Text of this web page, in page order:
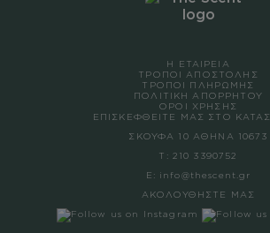
Η ΕΤΑΙΡΕΙΑ
ΤΡΟΠΟΙ ΑΠΟΣΤΟΛΗΣ
ΤΡΟΠΟΙ ΠΛΗΡΩΜΗΣ
ΠΟΛΙΤΙΚΗ ΑΠΟΡΡΗΤΟΥ
ΟΡΟΙ ΧΡΗΣΗΣ
ΕΠΙΣΚΕΦΘΕΙΤΕ ΜΑΣ ΣΤΟ
ΣΚΟΥΦΑ 10 ΑΘΗΝΑ 10673
Τ: 210 3390752
Ε: info@thescent.gr
ΑΚΟΛΟΥΘΗΣΤΕ ΜΑΣ